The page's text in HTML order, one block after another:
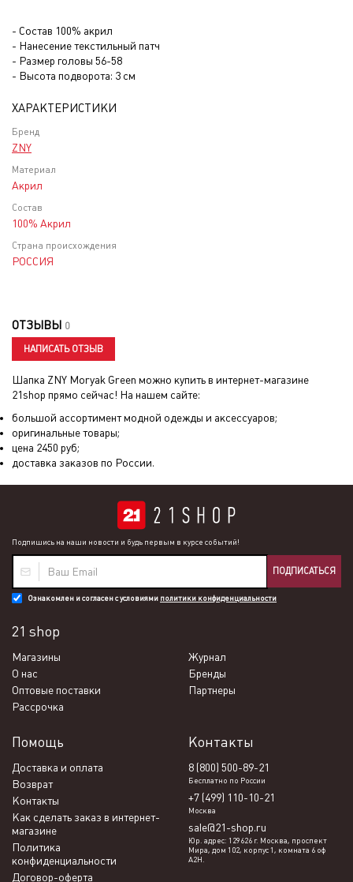
- Состав 100% акрил
- Нанесение текстильный патч
- Размер головы 56-58
- Высота подворота: 3 см
ХАРАКТЕРИСТИКИ
Бренд
ZNY
Материал
Акрил
Состав
100% Акрил
Страна происхождения
РОССИЯ
ОТЗЫВЫ 0
НАПИСАТЬ ОТЗЫВ
Шапка ZNY Moryak Green можно купить в интернет-магазине
21shop прямо сейчас! На нашем сайте:
большой ассортимент модной одежды и аксессуаров;
оригинальные товары;
цена 2450 руб;
доставка заказов по России.
Подпишись на наши новости и будь первым в курсе событий!
ПОДПИСАТЬСЯ
Ознакомлен и согласен с условиями политики конфиденциальности
21 shop
Магазины
Журнал
О нас
Бренды
Оптовые поставки
Партнеры
Рассрочка
Помощь
Доставка и оплата
Возврат
Контакты
Как сделать заказ в интернет-
магазине
Политика
конфиденциальности
Договор-оферта
Контакты
8 (800) 500-89-21
Бесплатно по России
+7 (499) 110-10-21
Москва
sale@21-shop.ru
Юр. адрес: 129626 г. Москва, проспект
Мира, дом 102, корпус 1, комната 6 оф
А2Н.